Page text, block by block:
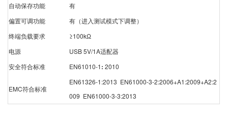
自动保存功能
有
偏置可调功能
有（进入测试模式下调整）
终端负载要求
≥100kΩ
电源
USB 5V/1A适配器
安全符合标准
EN61010-1: 2010
EMC符合标准
EN61326-1:2013 EN61000-3-2:2006+A1:2009+A2:2
009 EN61000-3-3:2013